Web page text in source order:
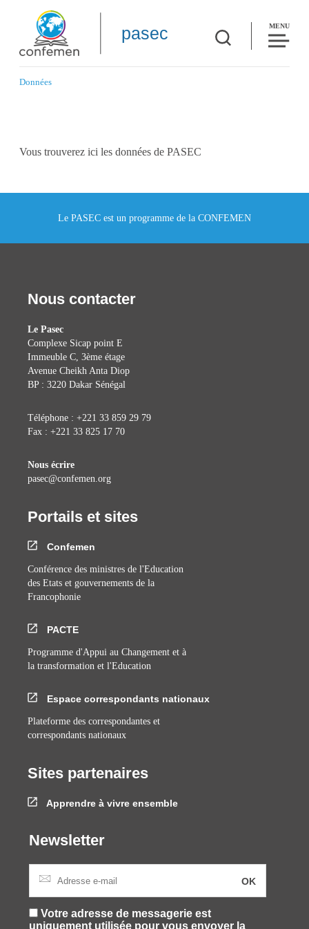
pasec MENU
Données
Vous trouverez ici les données de PASEC
Le PASEC est un programme de la CONFEMEN
Nous contacter
Le Pasec
Complexe Sicap point E
Immeuble C, 3ème étage
Avenue Cheikh Anta Diop
BP : 3220 Dakar Sénégal
Téléphone : +221 33 859 29 79
Fax : +221 33 825 17 70
Nous écrire
pasec@confemen.org
Portails et sites
Confemen
Conférence des ministres de l'Education
des Etats et gouvernements de la
Francophonie
PACTE
Programme d'Appui au Changement et à
la transformation et l'Education
Espace correspondants nationaux
Plateforme des correspondantes et
correspondants nationaux
Sites partenaires
Apprendre à vivre ensemble
Newsletter
Votre adresse de messagerie est
uniquement utilisée pour vous envoyer la